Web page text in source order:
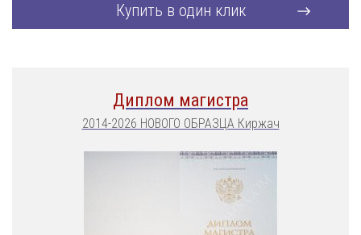
Купить в один клик
Диплом магистра
2014-2026 НОВОГО ОБРАЗЦА Киржач